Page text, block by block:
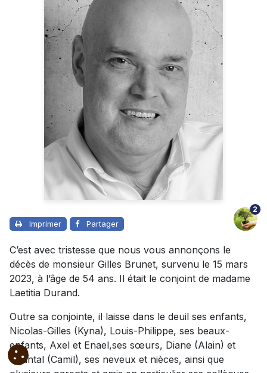
Imprimer Partager
2
C’est avec tristesse que nous vous annonçons le
décès de monsieur Gilles Brunet, survenu le 15 mars
2023, à l’âge de 54 ans. Il était le conjoint de madame
Laetitia Durand.
Outre sa conjointe, il laisse dans le deuil ses enfants,
Nicolas-Gilles (Kyna), Louis-Philippe, ses beaux-
enfants, Axel et Enael,ses sœurs, Diane (Alain) et
Chantal (Camil), ses neveux et nièces, ainsi que